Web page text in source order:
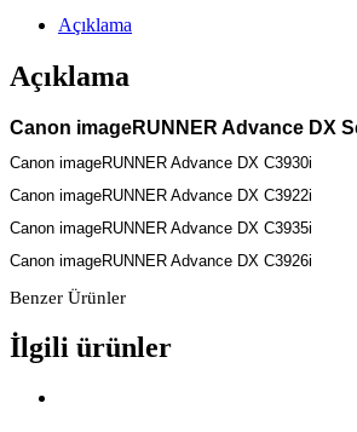
Açıklama
Açıklama
Canon imageRUNNER Advance DX
Canon imageRUNNER Advance DX C3930i
Canon imageRUNNER Advance DX C3922i
Canon imageRUNNER Advance DX C3935i
Canon imageRUNNER Advance DX C3926i
Benzer Ürünler
İlgili ürünler